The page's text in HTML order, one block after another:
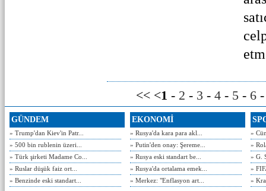
<< <1 - 2 - 3 - 4 - 5 - 6
GÜNDEM
» Trump'dan Kiev'in Patr...
» 500 bin rublenin üzeri...
» Türk şirketi Madame Co...
» Ruslar düşük faiz ort...
» Benzinde eski standart...
EKONOMİ
» Rusya'da kara para akl...
» Putin'den onay: Şereme...
» Rusya eski standart be...
» Rusya'da ortalama emek...
» Merkez: "Enflasyon art...
»
»
» G.
»
»